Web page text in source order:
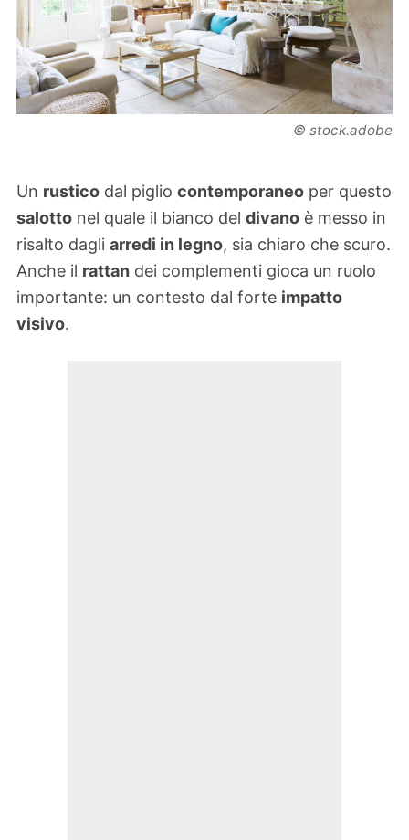
© stock.adobe
Un rustico dal piglio contemporaneo per questo
salotto nel quale il bianco del divano è messo in
risalto dagli arredi in legno, sia chiaro che scuro.
Anche il rattan dei complementi gioca un ruolo
importante: un contesto dal forte impatto
visivo.